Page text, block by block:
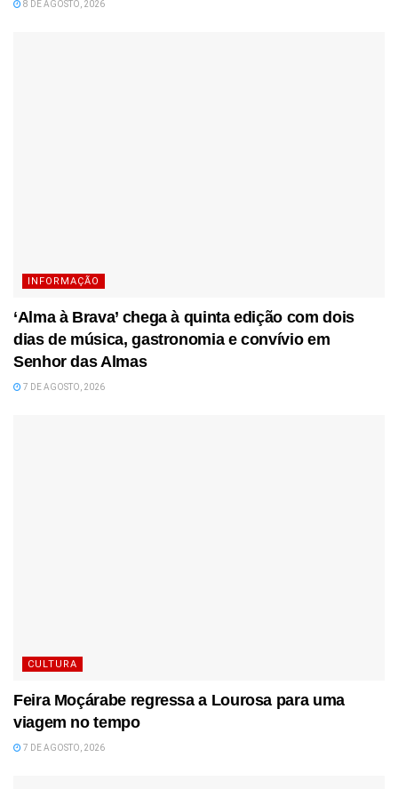
8 DE AGOSTO, 2026
INFORMAÇÃO
‘Alma à Brava’ chega à quinta edição com dois
dias de música, gastronomia e convívio em
Senhor das Almas
7 DE AGOSTO, 2026
CULTURA
Feira Moçárabe regressa a Lourosa para uma
viagem no tempo
7 DE AGOSTO, 2026